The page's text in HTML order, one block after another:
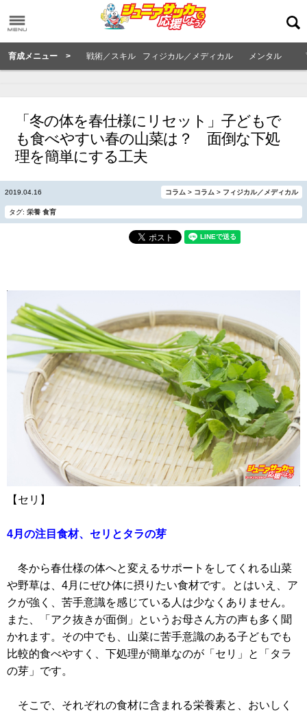
育成メニュー > 戦術／スキル フィジカル／メディカル メンタル
「冬の体を春仕様にリセット」子どもで
も食べやすい春の山菜は？ 面倒な下処
理を簡単にする工夫
2019.04.16 コラム > コラム > フィジカル／メディカル
タグ: 栄養 食育
【セリ】
4月の注目食材、セリとタラの芽
冬から春仕様の体へと変えるサポートをしてくれる山菜
や野草は、4月にぜひ体に摂りたい食材です。とはいえ、ア
クが強く、苦手意識を感じている人は少なくありません。
また、「アク抜きが面倒」というお母さん方の声も多く聞
かれます。その中でも、山菜に苦手意識のある子どもでも
比較的食べやすく、下処理が簡単なのが「セリ」と「タラ
の芽」です。
そこで、それぞれの食材に含まれる栄養素と、おいしく